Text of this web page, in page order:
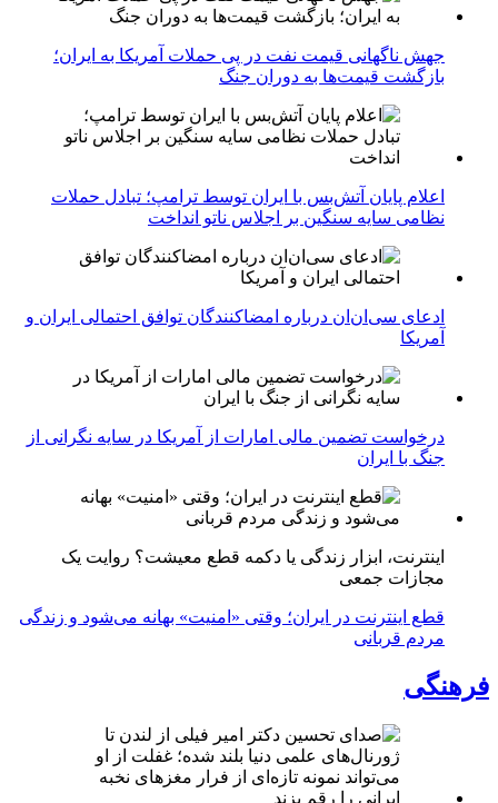
جهش ناگهانی قیمت نفت در پی حملات آمریکا به ایران؛
بازگشت قیمت‌ها به دوران جنگ
اعلام پایان آتش‌بس با ایران توسط ترامپ؛ تبادل حملات
نظامی سایه سنگین بر اجلاس ناتو انداخت
ادعای سی‌ان‌ان درباره امضاکنندگان توافق احتمالی ایران و
آمریکا
درخواست تضمین مالی امارات از آمریکا در سایه نگرانی از
جنگ با ایران
اینترنت، ابزار زندگی یا دکمه قطع معیشت؟ روایت یک
مجازات جمعی
قطع اینترنت در ایران؛ وقتی «امنیت» بهانه می‌شود و زندگی
مردم قربانی
فرهنگی